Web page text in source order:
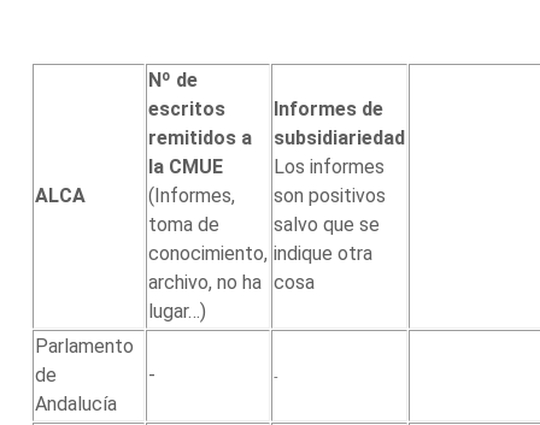
ALCA
Nº de
escritos
remitidos a
la CMUE
(Informes,
toma de
conocimiento,
archivo, no ha
lugar…)
Informes de
subsidiariedad
Los informes
son positivos
salvo que se
indique otra
cosa
Parlamento
de
Andalucía
- -